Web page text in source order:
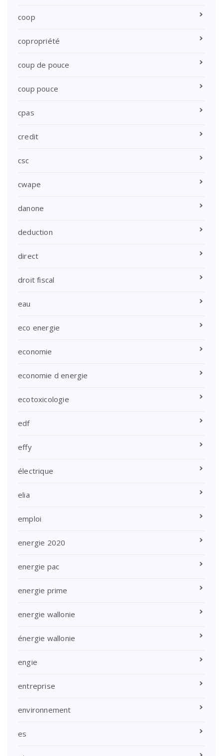
coop
copropriété
coup de pouce
coup pouce
cpas
credit
csc
cwape
danone
deduction
direct
droit fiscal
eau
eco energie
economie
economie d energie
ecotoxicologie
edf
effy
électrique
elia
emploi
energie 2020
energie pac
energie prime
energie wallonie
énergie wallonie
engie
entreprise
environnement
es